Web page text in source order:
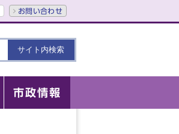
お問い合わせ
市政情報